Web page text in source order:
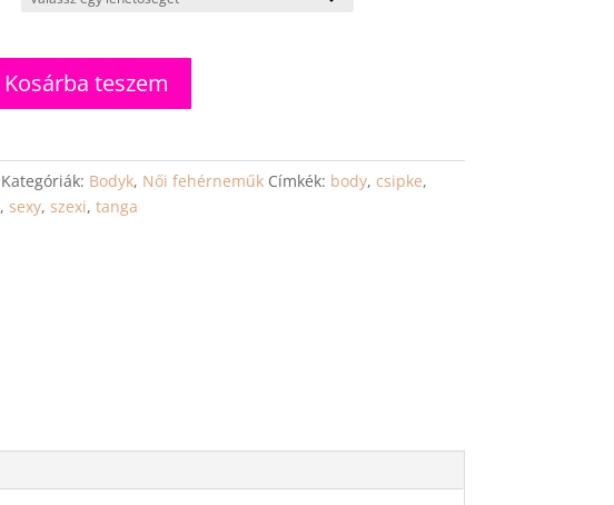
Kosárba teszem
Kategóriák: Bodyk, Női fehérneműk Címkék: body, csipke,
, sexy, szexi, tanga